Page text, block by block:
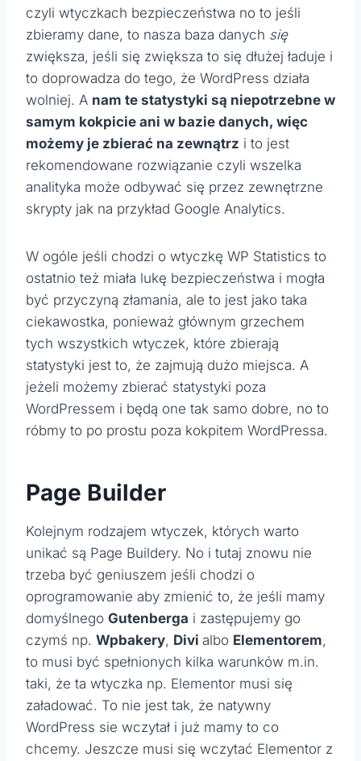
czyli wtyczkach bezpieczeństwa no to jeśli
zbieramy dane, to nasza baza danych się
zwiększa, jeśli się zwiększa to się dłużej ładuje i
to doprowadza do tego, że WordPress działa
wolniej. A nam te statystyki są niepotrzebne w
samym kokpicie ani w bazie danych, więc
możemy je zbierać na zewnątrz i to jest
rekomendowane rozwiązanie czyli wszelka
analityka może odbywać się przez zewnętrzne
skrypty jak na przykład Google Analytics.
W ogóle jeśli chodzi o wtyczkę WP Statistics to
ostatnio też miała lukę bezpieczeństwa i mogła
być przyczyną złamania, ale to jest jako taka
ciekawostka, ponieważ głównym grzechem
tych wszystkich wtyczek, które zbierają
statystyki jest to, że zajmują dużo miejsca. A
jeżeli możemy zbierać statystyki poza
WordPressem i będą one tak samo dobre, no to
róbmy to po prostu poza kokpitem WordPressa.
Page Builder
Kolejnym rodzajem wtyczek, których warto
unikać są Page Buildery. No i tutaj znowu nie
trzeba być geniuszem jeśli chodzi o
oprogramowanie aby zmienić to, że jeśli mamy
domyślnego Gutenberga i zastępujemy go
czymś np. Wpbakery, Divi albo Elementorem,
to musi być spełnionych kilka warunków m.in.
taki, że ta wtyczka np. Elementor musi się
załadować. To nie jest tak, że natywny
WordPress sie wczytał i już mamy to co
chcemy. Jeszcze musi się wczytać Elementor z